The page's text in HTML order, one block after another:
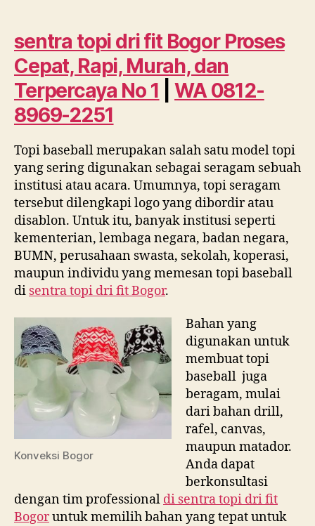
Bogor
Proses
Cepat,
Rapi,
Murah,
1
|
WA
0812
8969
2251
sentra topi dri fit Bogor Proses
Cepat, Rapi, Murah, dan
Terpercaya No 1 |WA 0812-
8969-2251
Topi baseball merupakan salah satu model topi
yang sering digunakan sebagai seragam sebuah
institusi atau acara. Umumnya, topi seragam
tersebut dilengkapi logo yang dibordir atau
disablon. Untuk itu, banyak institusi seperti
kementerian, lembaga negara, badan negara,
BUMN, perusahaan swasta, sekolah, koperasi,
maupun individu yang memesan topi baseball
di sentra topi dri fit Bogor.
Konveksi Bogor
Bahan yang
digunakan untuk
membuat topi
baseball juga
beragam, mulai
dari bahan drill,
rafel, canvas,
maupun matador.
Anda dapat
berkonsultasi
dengan tim professional di sentra topi dri fit
Bogoruntuk memilih bahan yang tepat untuk